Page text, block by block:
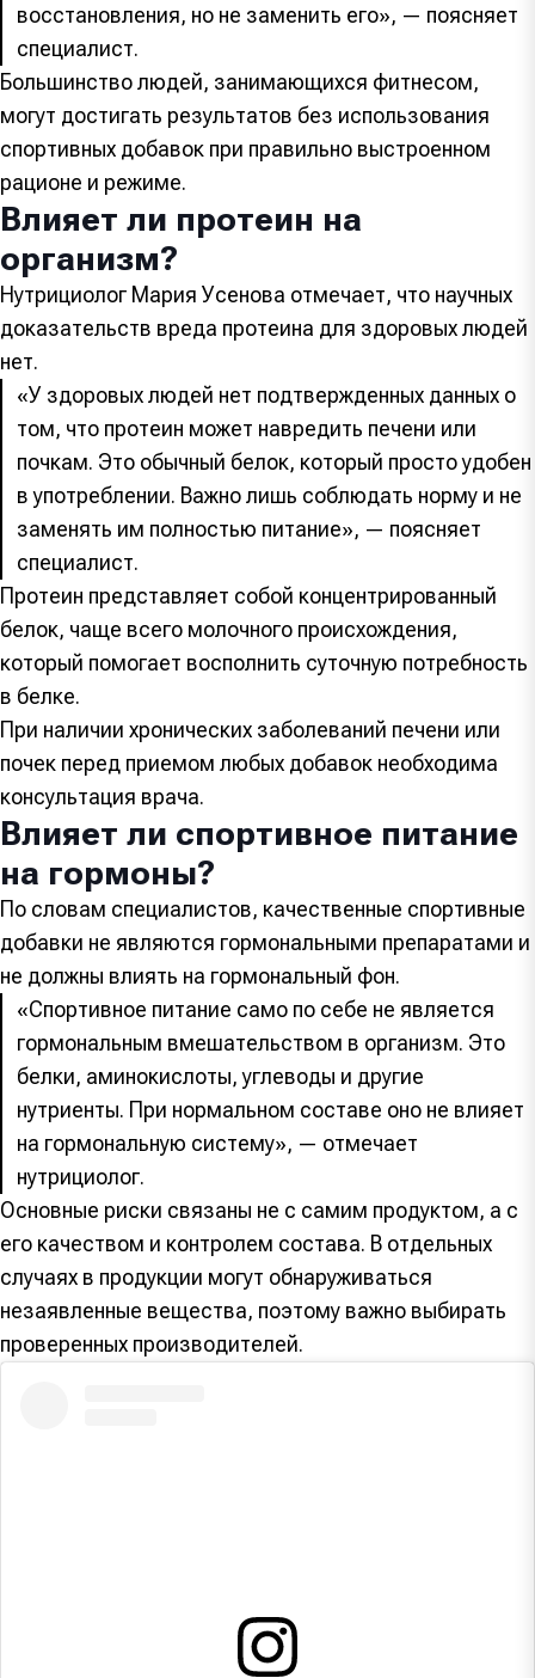
восстановления, но не заменить его», — поясняет
специалист.
Большинство людей, занимающихся фитнесом,
могут достигать результатов без использования
спортивных добавок при правильно выстроенном
рационе и режиме.
Влияет ли протеин на
организм?
Нутрициолог Мария Усенова отмечает, что научных
доказательств вреда протеина для здоровых людей
нет.
«У здоровых людей нет подтвержденных данных о
том, что протеин может навредить печени или
почкам. Это обычный белок, который просто удобен
в употреблении. Важно лишь соблюдать норму и не
заменять им полностью питание», — поясняет
специалист.
Протеин представляет собой концентрированный
белок, чаще всего молочного происхождения,
который помогает восполнить суточную потребность
в белке.
При наличии хронических заболеваний печени или
почек перед приемом любых добавок необходима
консультация врача.
Влияет ли спортивное питание
на гормоны?
По словам специалистов, качественные спортивные
добавки не являются гормональными препаратами и
не должны влиять на гормональный фон.
«Спортивное питание само по себе не является
гормональным вмешательством в организм. Это
белки, аминокислоты, углеводы и другие
нутриенты. При нормальном составе оно не влияет
на гормональную систему», — отмечает
нутрициолог.
Основные риски связаны не с самим продуктом, а с
его качеством и контролем состава. В отдельных
случаях в продукции могут обнаруживаться
незаявленные вещества, поэтому важно выбирать
проверенных производителей.